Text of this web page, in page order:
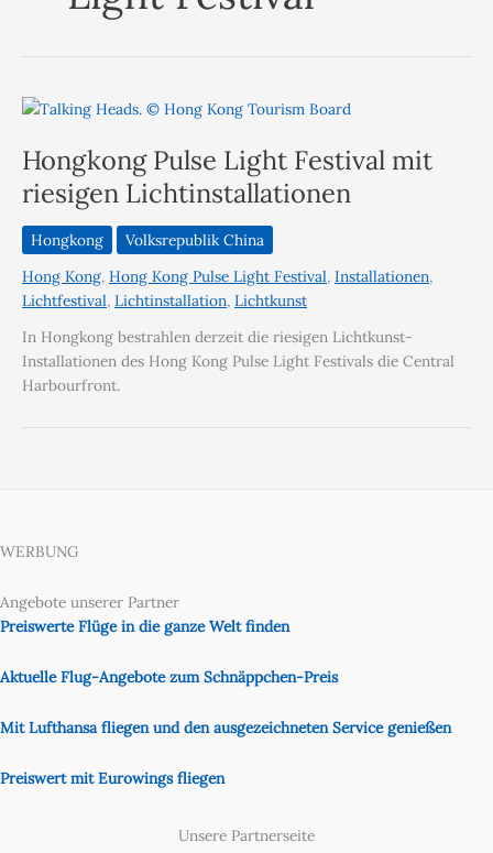
Hongkong Pulse Light Festival mit
riesigen Lichtinstallationen
Hongkong
Volksrepublik China
Hong Kong, Hong Kong Pulse Light Festival, Installationen,
Lichtfestival, Lichtinstallation, Lichtkunst
In Hongkong bestrahlen derzeit die riesigen Lichtkunst-
Installationen des Hong Kong Pulse Light Festivals die Central
Harbourfront.
WERBUNG
Angebote unserer Partner
Preiswerte Flüge in die ganze Welt finden
Aktuelle Flug-Angebote zum Schnäppchen-Preis
Mit Lufthansa fliegen und den ausgezeichneten Service genießen
Preiswert mit Eurowings fliegen
Unsere Partnerseite